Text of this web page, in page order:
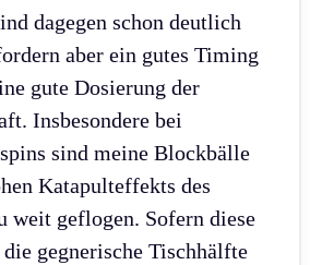
dagegen schon deutlich
aber ein gutes Timing
gute Dosierung der
Insbesondere bei
sind meine Blockbälle
Katapulteffekts des
weit geflogen. Sofern diese
gegnerische Tischhälfte